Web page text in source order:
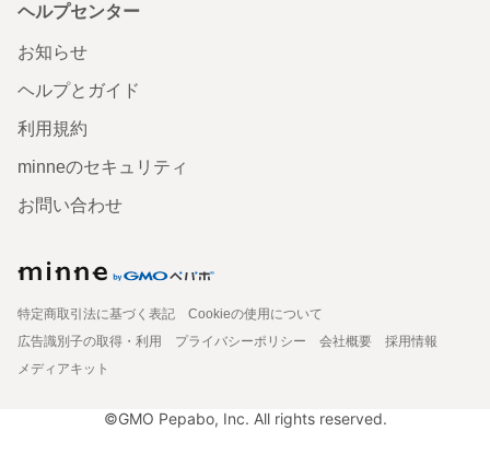
ヘルプセンター
お知らせ
ヘルプとガイド
利用規約
minneのセキュリティ
お問い合わせ
特定商取引法に基づく表記
Cookieの使用について
広告識別子の取得・利用
プライバシーポリシー 会社概要
採用情報
メディアキット
©GMO Pepabo, Inc. All rights reserved.